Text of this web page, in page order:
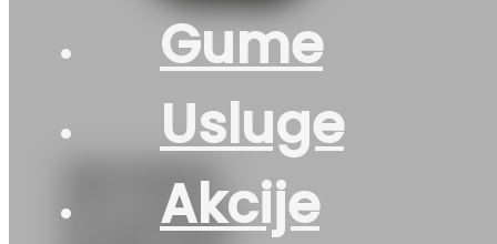
Gume
Usluge
Akcije
195/70R15C
M+S AGILIS-